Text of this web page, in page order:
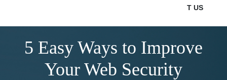
T US
5 Easy Ways to Improve
Your Web Security